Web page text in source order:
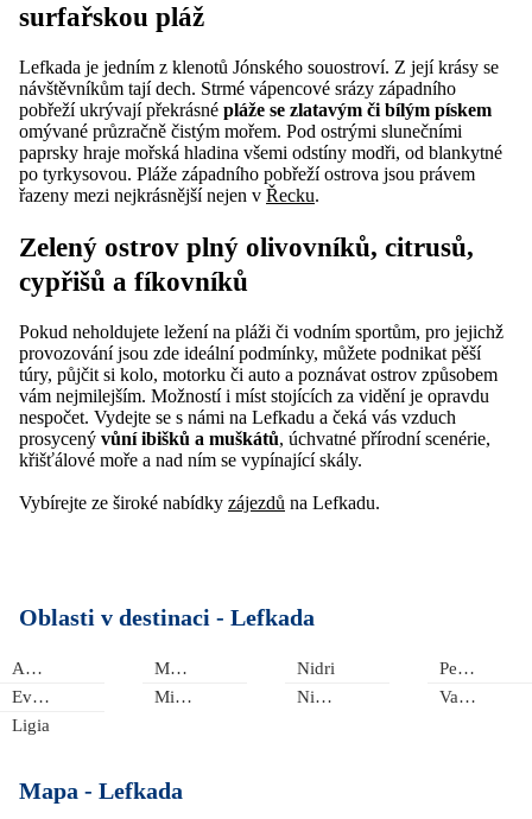
surfařskou pláž
Lefkada je jedním z klenotů Jónského souostroví. Z její krásy se
návštěvníkům tají dech. Strmé vápencové srázy západního
pobřeží ukrývají překrásné pláže se zlatavým či bílým pískem
omývané průzračně čistým mořem. Pod ostrými slunečními
paprsky hraje mořská hladina všemi odstíny modři, od blankytné
po tyrkysovou. Pláže západního pobřeží ostrova jsou právem
řazeny mezi nejkrásnější nejen v Řecku.
Zelený ostrov plný olivovníků, citrusů,
cypřišů a fíkovníků
Pokud neholdujete ležení na pláži či vodním sportům, pro jejichž
provozování jsou zde ideální podmínky, můžete podnikat pěší
túry, půjčit si kolo, motorku či auto a poznávat ostrov způsobem
vám nejmilejším. Možností i míst stojících za vidění je opravdu
nespočet. Vydejte se s námi na Lefkadu a čeká vás vzduch
prosycený vůní ibišků a muškátů, úchvatné přírodní scenérie,
křišťálové moře a nad ním se vypínající skály.
Vybírejte ze široké nabídky zájezdů na Lefkadu.
Oblasti v destinaci - Lefkada
Agios Nikitas
Evgiros
Ligia
Město Lefkada
Mikros Gialos
Nidri
Nikiana
Perigiali
Vassiliki
Mapa - Lefkada